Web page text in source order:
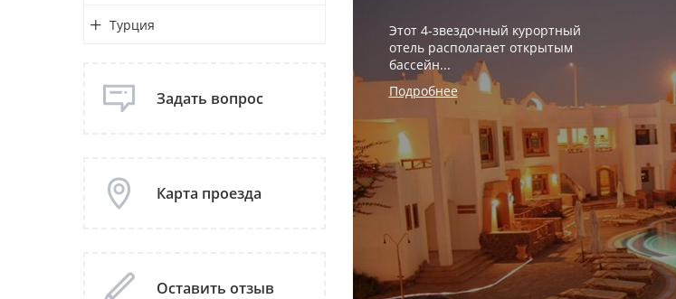
Турция
Задать вопрос
Карта проезда
Оставить отзыв
Этот 4-звездочный курортный
отель располагает открытым
бассейн...
Подробнее